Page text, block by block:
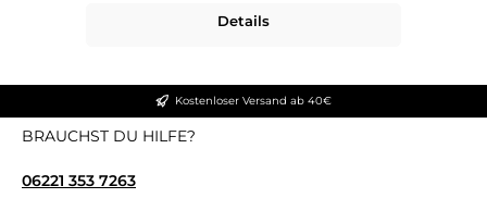
Details
Kostenloser Versand ab 40€
BRAUCHST DU HILFE?
06221 353 7263